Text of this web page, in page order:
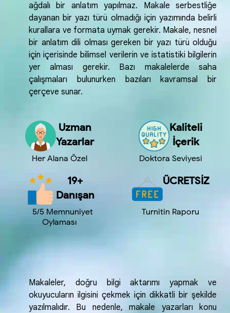
ağdalı bir anlatım yapılmaz. Makale serbestliğe
dayanan bir yazı türü olmadığı için yazımında belirli
kurallara ve formata uymak gerekir. Makale, nesnel
bir anlatım dili olması gereken bir yazı türü olduğu
için içerisinde bilimsel verilerin ve istatistiki bilgilerin
yer alması gerekir. Bazı makalelerde saha
çalışmaları bulunurken bazıları kavramsal bir
çerçeve sunar.
Uzman
Yazarlar
Her Alana Özel
Kaliteli
İçerik
Doktora Seviyesi
19+
Danışan
5/5 Memnuniyet
Oylaması
ÜCRETSİZ
Turnitin Raporu
Makaleler, doğru bilgi aktarımı yapmak ve
okuyucuların ilgisini çekmek için dikkatli bir şekilde
yazılmalıdır. Bu nedenle, makale yazarları konu